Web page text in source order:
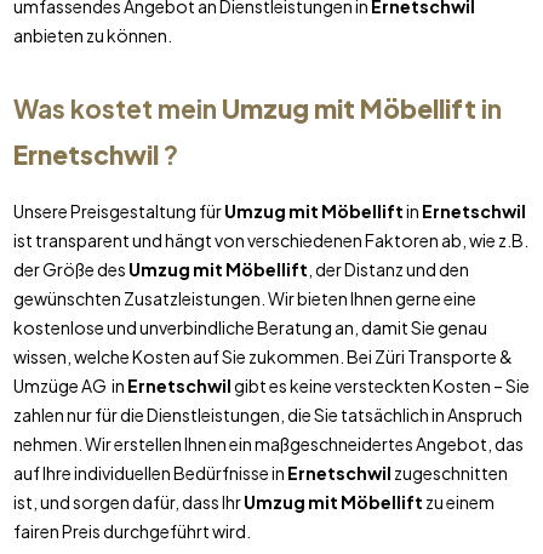
umfassendes Angebot an Dienstleistungen in Ernetschwil
anbieten zu können.
Was kostet mein Umzug mit Möbellift in
Ernetschwil?
Unsere Preisgestaltung fürUmzug mit Möbelliftin Ernetschwil
ist transparent und hängt von verschiedenen Faktoren ab, wie z.B.
der Größe des Umzug mit Möbellift , der Distanz und den
gewünschten Zusatzleistungen. Wir bieten Ihnen gerne eine
kostenlose und unverbindliche Beratung an, damit Sie genau
wissen, welche Kosten auf Sie zukommen. Bei Züri Transporte &
Umzüge AG in Ernetschwilgibt es keine versteckten Kosten – Sie
zahlen nur für die Dienstleistungen, die Sie tatsächlich in Anspruch
nehmen. Wir erstellen Ihnen ein maßgeschneidertes Angebot, das
auf Ihre individuellen Bedürfnisse in Ernetschwil zugeschnitten
ist, und sorgen dafür, dass IhrUmzug mit Möbellift zu einem
fairen Preis durchgeführt wird.